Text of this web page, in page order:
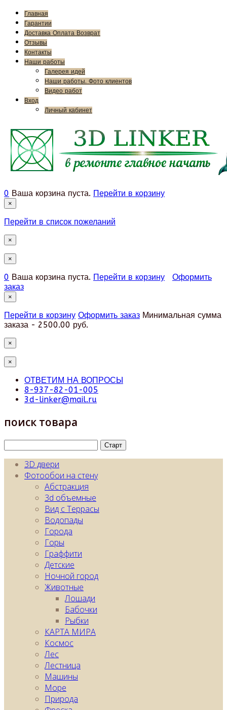
Главная
Гарантии
Доставка Оплата Возврат
Отзывы
Контакты
Наши работы
Галерея идей
Наши работы. Фото клиентов
Видео работ
Вход
Личный кабинет
0 Ваша корзина пуста. Перейти в корзину
×
Перейти в список пожеланий
×
×
0 Ваша корзина пуста. Перейти в корзину
Оформить
заказ
×
Перейти в корзину Оформить заказ Минимальная сумма
заказа - 2500.00 руб.
×
×
ОТВЕТИМ НА ВОПРОСЫ
8-937-82-01-005
3d-linker@mail.ru
поиск товара
3D двери
Фотообои на стену
Абстракция
3d объемные
Вид с Террасы
Водопады
Города
Горы
Граффити
Детские
Ночной город
Животные
Лошади
Бабочки
Рыбки
КАРТA МИРА
Космос
Лес
Лестница
Машины
Море
Природа